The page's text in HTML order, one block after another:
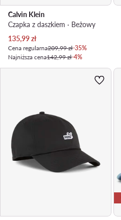
Calvin Klein
Czapka z daszkiem · Beżowy
Aktualna cena
135,99zł
Cena regularna209,99 zł-35%
Najniższa cena142,99 zł-4%